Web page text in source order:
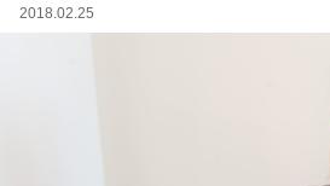
2018.02.25